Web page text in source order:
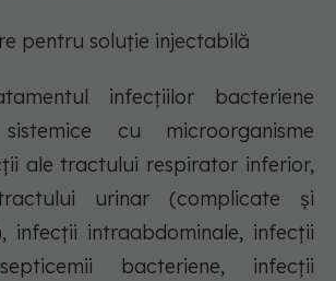
pentru soluție injectabilă
infecţiilor bacteriene
cu microorganisme
ale tractului respirator inferior,
urinar (complicate şi
infecţii intraabdominale, infecţii
bacteriene, infecţii